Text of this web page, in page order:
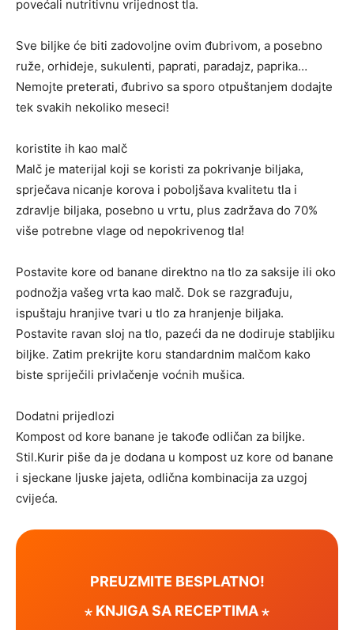
povećali nutritivnu vrijednost tla.
Sve biljke će biti zadovoljne ovim đubrivom, a posebno
ruže, orhideje, sukulenti, paprati, paradajz, paprika…
Nemojte preterati, đubrivo sa sporo otpuštanjem dodajte
tek svakih nekoliko meseci!
koristite ih kao malč
Malč je materijal koji se koristi za pokrivanje biljaka,
sprječava nicanje korova i poboljšava kvalitetu tla i
zdravlje biljaka, posebno u vrtu, plus zadržava do 70%
više potrebne vlage od nepokrivenog tla!
Postavite kore od banane direktno na tlo za saksije ili oko
podnožja vašeg vrta kao malč. Dok se razgrađuju,
ispuštaju hranjive tvari u tlo za hranjenje biljaka.
Postavite ravan sloj na tlo, pazeći da ne dodiruje stabljiku
biljke. Zatim prekrijte koru standardnim malčom kako
biste spriječili privlačenje voćnih mušica.
Dodatni prijedlozi
Kompost od kore banane je takođe odličan za biljke.
Stil.Kurir piše da je dodana u kompost uz kore od banane
i sjeckane ljuske jajeta, odlična kombinacija za uzgoj
cvijeća.
PREUZMITE BESPLATNO!
⋆ KNJIGA SA RECEPTIMA ⋆